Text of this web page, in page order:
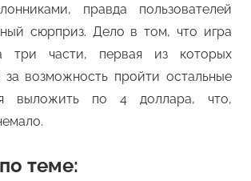
правда пользователей
сюрприз. Дело в том, что игра
три части, первая из которых
за возможность пройти остальные
выложить по 4 доллара, что,
теме: